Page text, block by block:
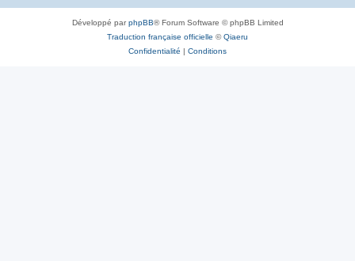
Développé parphpBB® Forum Software © phpBB Limited
Traduction française officielle ©Qiaeru
Confidentialité | Conditions